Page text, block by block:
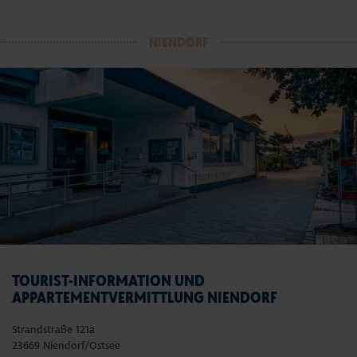
TOURIST-INFORMATION UND
APPARTEMENTVERMITTLUNG NIENDORF
Strandstraße 121a
23669 Niendorf/Ostsee